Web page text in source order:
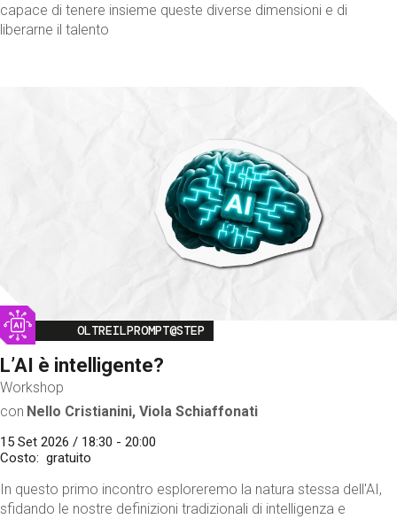
capace di tenere insieme queste diverse dimensioni e di
liberarne il talento
Image
OLTREILPROMPT@STEP
L’AI è intelligente?
Workshop
con Nello Cristianini, Viola Schiaffonati
15 Set 2026 / 18:30 - 20:00
Costo
gratuito
In questo primo incontro esploreremo la natura stessa dell'AI,
sfidando le nostre definizioni tradizionali di intelligenza e